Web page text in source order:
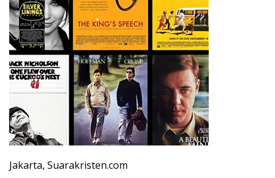
Jakarta, Suarakristen.com